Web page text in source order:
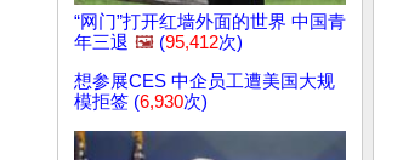
“网门”打开红墙外面的世界 中国青
年三退 🖼️ (95,412次)
想参展CES 中企员工遭美国大规
模拒签 (6,930次)